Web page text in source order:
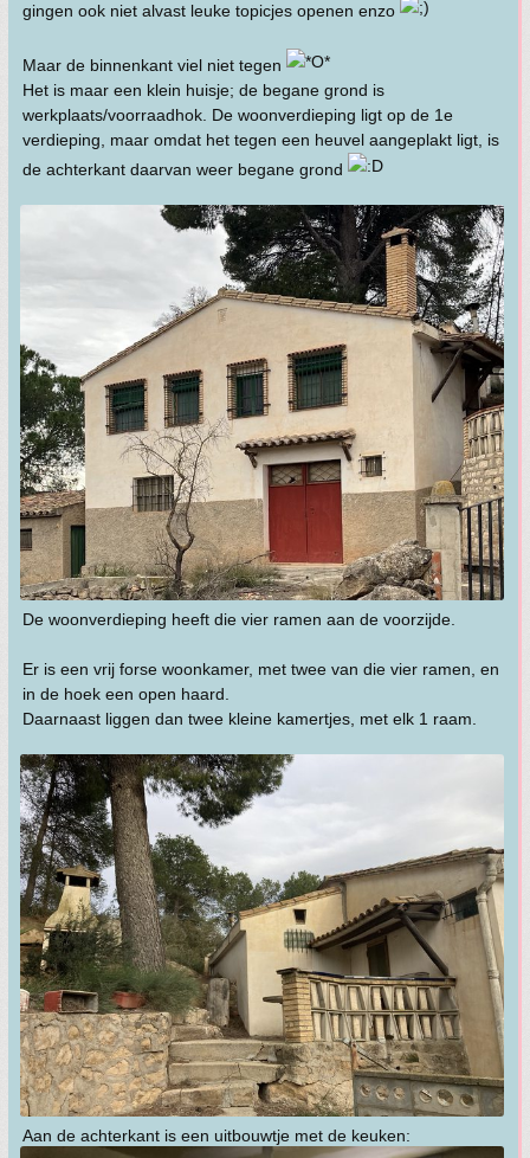
gingen ook niet alvast leuke topicjes openen enzo
Maar de binnenkant viel niet tegen
Het is maar een klein huisje; de begane grond is
werkplaats/voorraadhok. De woonverdieping ligt op de 1e
verdieping, maar omdat het tegen een heuvel aangeplakt ligt, is
de achterkant daarvan weer begane grond
De woonverdieping heeft die vier ramen aan de voorzijde.
Er is een vrij forse woonkamer, met twee van die vier ramen, en
in de hoek een open haard.
Daarnaast liggen dan twee kleine kamertjes, met elk 1 raam.
Aan de achterkant is een uitbouwtje met de keuken: